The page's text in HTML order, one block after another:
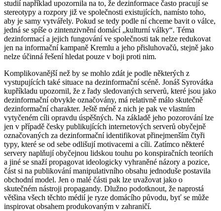
studií například upozornila na to, že dezinformace často pracují se
stereotypy a rozpory již ve společnosti existujících, namísto toho,
aby je samy vytvářely. Pokud se tedy podle ní chceme bavit o válce,
jedná se spíše o zintenzivnění domácí „kulturní války“. Téma
dezinformací a jejich fungování ve společnosti tak nelze redukovat
jen na informační kampaně Kremlu a jeho přisluhovačů, stejně jako
nelze účinná řešení hledat pouze v boji proti nim.
Komplikovanější než by se mohlo zdát je podle některých z
vystupujících také situace na dezinformační scéně. Jonáš Syrovátka
kupříkladu upozornil, že z řady sledovaných serverů, které jsou jako
dezinformační obvykle označovány, má relativně málo skutečně
dezinformační charakter. Ještě méně z nich je pak ve vlastním
vytyčeném cíli opravdu úspěšných. Na základě jeho pozorování lze
jen v případě česky publikujících internetových serverů obyčejně
označovaných za dezinformační identifikovat přinejmenším čtyři
typy, které se od sebe odlišují motivacemi a cíli. Zatímco některé
servery naplňují obyčejnou lidskou touhu po konspiračních teoriích
a jiné se snaží propagovat ideologicky vyhraněné názory a pozice,
část si na publikování manipulativního obsahu jednoduše postavila
obchodní model. Jen o malé části pak lze uvažovat jako o
skutečném nástroji propagandy. Dlužno podotknout, že naprostá
většina všech těchto médií je ryze domácího původu, byť se může
inspirovat obsahem produkovaným v zahraničí.